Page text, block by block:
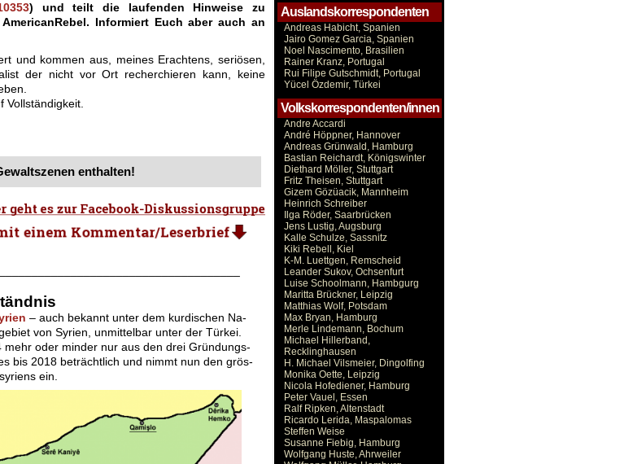
) und teilt die laufenden Hinweise zu
Informiert Euch aber auch an
und kommen aus, meines Erachtens, seriösen,
der nicht vor Ort recherchieren kann, keine
Vollständigkeit.
enthalten!
– auch bekannt unter dem kurdischen Na-
von Syrien, unmittelbar unter der Türkei.
mehr oder minder nur aus den drei Gründungs-
bis 2018 beträchtlich und nimmt nun den grös-
ein.
Auslandskorrespondenten
Andreas Habicht, Spanien
Jairo Gomez Garcia, Spanien
Noel Nascimento, Brasilien
Rainer Kranz, Portugal
Rui Filipe Gutschmidt, Portugal
Yücel Özdemir, Türkei
Volkskorrespondenten/innen
Andre Accardi
André Höppner, Hannover
Andreas Grünwald, Hamburg
Bastian Reichardt, Königswinter
Diethard Möller, Stuttgart
Fritz Theisen, Stuttgart
Gizem Gözüacik, Mannheim
Heinrich Schreiber
Ilga Röder, Saarbrücken
Jens Lustig, Augsburg
Kalle Schulze, Sassnitz
Kiki Rebell, Kiel
K-M. Luettgen, Remscheid
Leander Sukov, Ochsenfurt
Luise Schoolmann, Hambgurg
Maritta Brückner, Leipzig
Matthias Wolf, Potsdam
Max Bryan, Hamburg
Merle Lindemann, Bochum
Michael Hillerband,
Recklinghausen
H. Michael Vilsmeier, Dingolfing
Monika Oette, Leipzig
Nicola Hofediener, Hamburg
Peter Vauel, Essen
Ralf Ripken, Altenstadt
Ricardo Lerida, Maspalomas
Steffen Weise
Susanne Fiebig, Hamburg
Wolfgang Huste, Ahrweiler